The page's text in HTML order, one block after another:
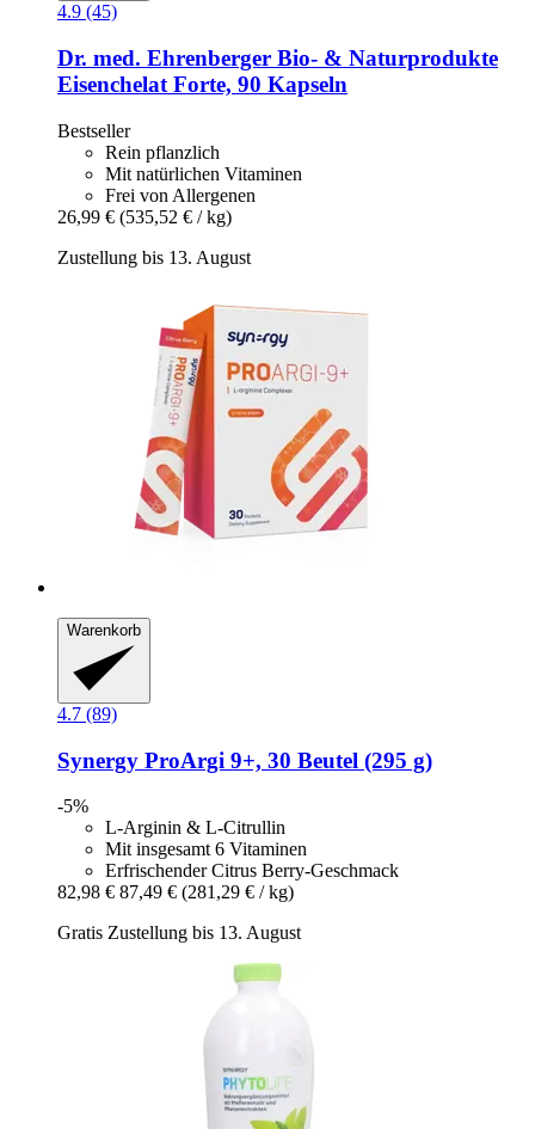
4.9 (45)
Dr. med. Ehrenberger Bio- & Naturprodukte
Eisenchelat Forte, 90 Kapseln
Bestseller
Rein pflanzlich
Mit natürlichen Vitaminen
Frei von Allergenen
26,99 € (535,52 € / kg)
Zustellung bis 13. August
Warenkorb
4.7 (89)
Synergy ProArgi 9+, 30 Beutel (295 g)
-5%
L-Arginin & L-Citrullin
Mit insgesamt 6 Vitaminen
Erfrischender Citrus Berry-Geschmack
82,98 € 87,49 € (281,29 € / kg)
Gratis Zustellung bis 13. August